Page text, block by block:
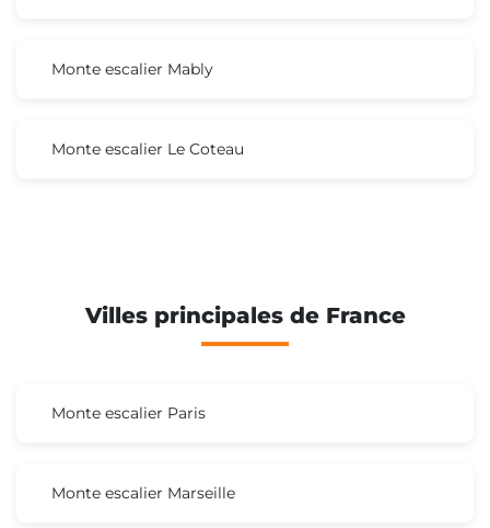
Monte escalier Mably
Monte escalier Le Coteau
Villes principales de France
Monte escalier Paris
Monte escalier Marseille